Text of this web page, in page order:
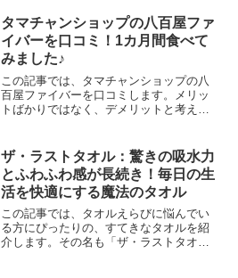
だので、まとめたッス。少しでもあなた
のご参考になれましたら幸...
タマチャンショップの八百屋ファ
イバーを口コミ！1カ月間食べて
みました♪
この記事では、タマチャンショップの八
百屋ファイバーを口コミします。メリッ
トばかりではなく、デメリットと考えら
ん読んだので、まとめたッス。少しでも
あなたのご参考になれまし...
ザ・ラストタオル：驚きの吸水力
とふわふわ感が長続き！毎日の生
活を快適にする魔法のタオル
この記事では、タオルえらびに悩んでい
る方にぴったりの、すてきなタオルを紹
介します。その名も「ザ・ラストタオ